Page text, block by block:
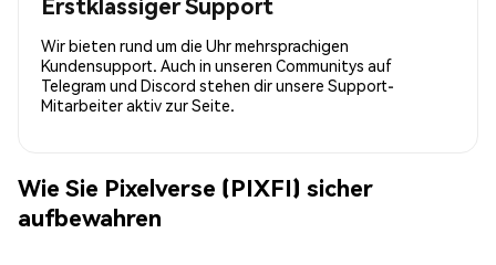
Wir bieten rund um die Uhr mehrsprachigen
Kundensupport. Auch in unseren Communitys auf
Telegram und Discord stehen dir unsere Support-
Mitarbeiter aktiv zur Seite.
Wie Sie Pixelverse (PIXFI) sicher
aufbewahren